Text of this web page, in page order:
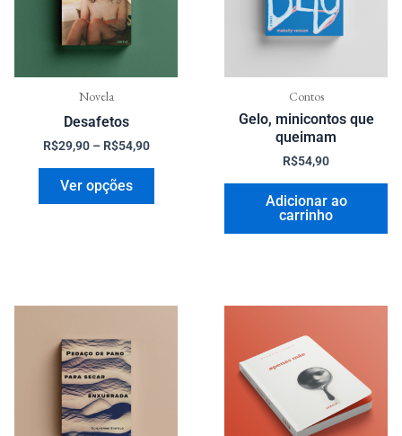
Novela
Desafetos
R$29,90 – R$54,90
Ver opções
podem
página
Contos
Gelo, minicontos que
queimam
R$54,90
Adicionar ao
carrinho